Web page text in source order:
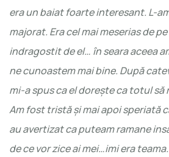
era un baiat foarte interesant. L-
majorat. Era cel mai meserias de
indragostit de el… în seara aceea
ne cunoastem mai bine. După
mi-a spus ca el dorește ca totul să
Am fost tristă și mai apoi speriată
au avertizat ca puteam ramane
de ce vor zice ai mei…imi era